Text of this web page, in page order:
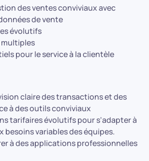
des ventes conviviaux avec
de vente
évolutifs
pour le service à la clientèle
claire des transactions et des
à des outils conviviaux
tarifaires évolutifs pour s'adapter à
besoins variables des équipes.
à des applications professionnelles